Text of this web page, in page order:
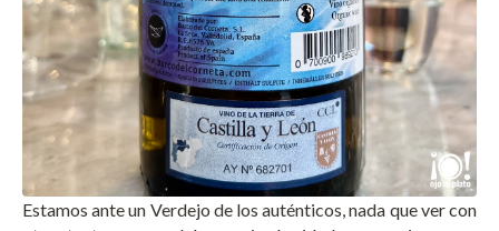
Estamos ante un Verdejo de los auténticos, nada que ver con